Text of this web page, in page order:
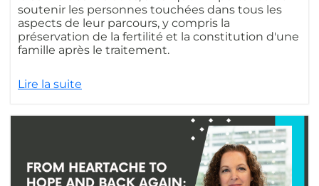
soutenir les personnes touchées dans tous les
aspects de leur parcours, y compris la
préservation de la fertilité et la constitution d'une
famille après le traitement.
Lire la suite